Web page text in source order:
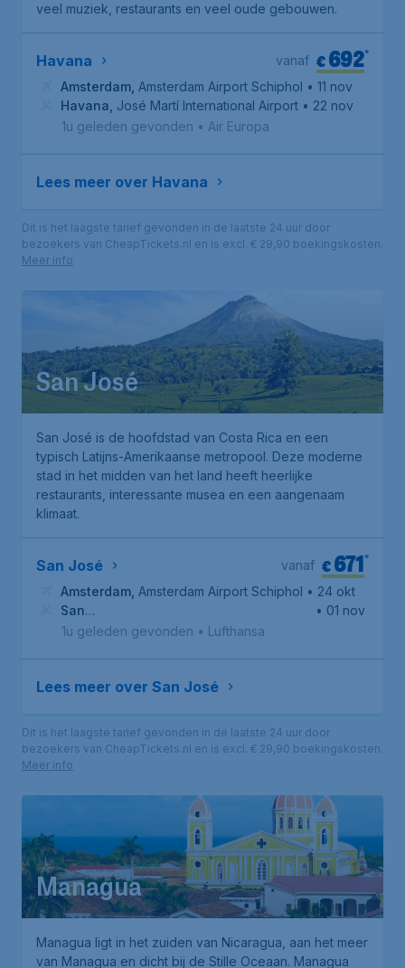
veel muziek, restaurants en veel oude gebouwen.
Havana €692*
vanaf
Amsterdam Amsterdam Airport Schiphol • 11 nov
Havana José Martí International Airport • 22 nov
1u geleden gevonden • Air Europa
Lees meer over Havana
Dit is het laagste tarief gevonden in de laatste 24 uur door
bezoekers van CheapTickets.nl en is excl. € 29,90 boekingskosten.
Meer info
San José
San José is de hoofdstad van Costa Rica en een
typisch Latijns-Amerikaanse metropool. Deze moderne
stad in het midden van het land heeft heerlijke
restaurants, interessante musea en een aangenaam
klimaat.
San José €671*
vanaf
Amsterdam Amsterdam Airport Schiphol • 24 okt
San
José, Internationale luchthaven Juan Santamaría
• 01 nov
1u geleden gevonden • Lufthansa
Lees meer over San José
Dit is het laagste tarief gevonden in de laatste 24 uur door
bezoekers van CheapTickets.nl en is excl. € 29,90 boekingskosten.
Meer info
Managua
Managua ligt in het zuiden van Nicaragua, aan het meer
van Managua en dicht bij de Stille Oceaan. Managua